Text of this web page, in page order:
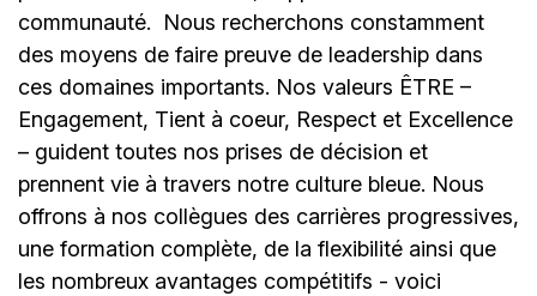
communauté.
Nous recherchons constamment
des moyens de faire preuve de leadership dans
ces domaines importants. Nos valeurs ÊTRE –
Engagement, Tient à coeur, Respect et Excellence
– guident toutes nos prises de décision et
prennent vie à travers notre culture bleue. Nous
offrons à nos collègues des carrières progressives,
une formation complète, de la flexibilité ainsi que
les nombreux avantages compétitifs - voici